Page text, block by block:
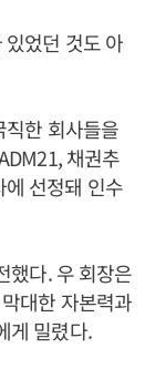
었던 것도 아
한 회사들을
채권추
선정돼 인수
했다. 우 회장은
대한 자본력과
게 밀렸다.